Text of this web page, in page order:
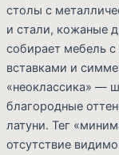
столы с
и стали, кожаные
собирает мебель
вставками и
«неоклассика» —
благородные
латуни. Тег
отсутствие